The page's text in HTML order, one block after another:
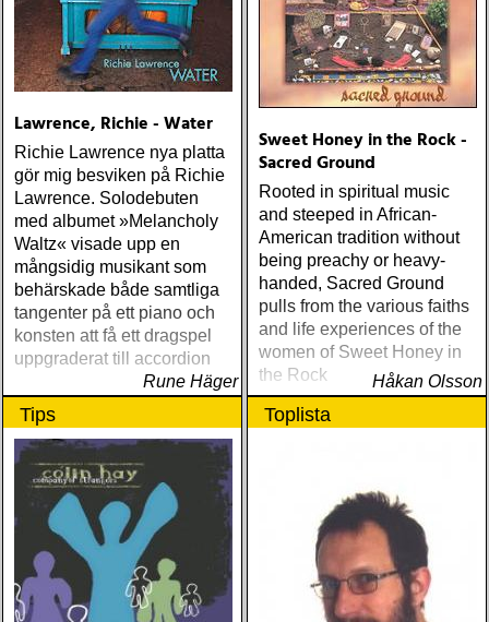
Dreaming Fields (Dualtone)
Amos Lee Mission Bell
(Blue Note) Lucinda
Williams Blessed (Lost
Fame Studios Story 1961-
1973 (Kent) Steve Earle I’ll
Never Get Out Of This
World Alive (New West) OK
Star Orchestra The Beat
and the Melody (Rootsy)
Chip Taylor Rock and Roll
Joe (Trainwreck) Israel
Nash Gripka Barn Doors &
Concrete Floors
(Continental Song City)
Levon Helm Live At The
Ryman (Vanguard) Kjell
Gustavsson and the
Rhythm 'n' Blues Orchestra
The Boogie Boys (KG
Music Production) Nick
Lowe The Old Magic
(Proper) Tom Waits Bad As
Me (Anti) Chip Taylor w
Paal Flaata & Ida Jenshus
On This Darkest Day
Lawrence, Richie - Water
Richie Lawrence nya platta
gör mig besviken på Richie
Lawrence. Solodebuten
med albumet »Melancholy
Waltz« visade upp en
mångsidig musikant som
behärskade både samtliga
tangenter på ett piano och
konsten att få ett dragspel
uppgraderat till accordion
Rune Häger
Sweet Honey in the Rock -
Sacred Ground
Rooted in spiritual music
and steeped in African-
American tradition without
being preachy or heavy-
handed, Sacred Ground
pulls from the various faiths
and life experiences of the
women of Sweet Honey in
the Rock
Håkan Olsson
Tips Toplista